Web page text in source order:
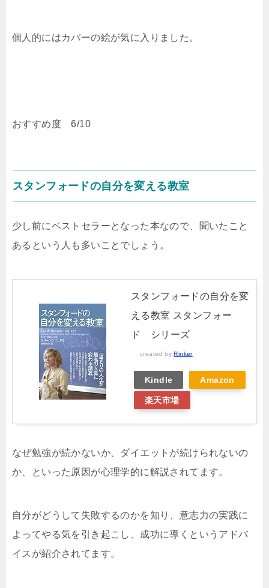
個人的にはカバーの絵が気に入りました。
おすすめ度 6/10
スタンフォードの自分を変える教室
少し前にベストセラーとなった本なので、聞いたこと
あるという人も多いことでしょう。
スタンフォードの自分を変
える教室 スタンフォー
ド シリーズ
created byRinker
Kindle Amazon
楽天市場
なぜ勉強が続かないか、ダイエットが続けられないの
か、といった原因が心理学的に解説されてます。
自分がどうして失敗するのかを知り、意志力の実践に
よってやる気を引き起こし、成功に導くというアドバ
イスが紹介されてます。